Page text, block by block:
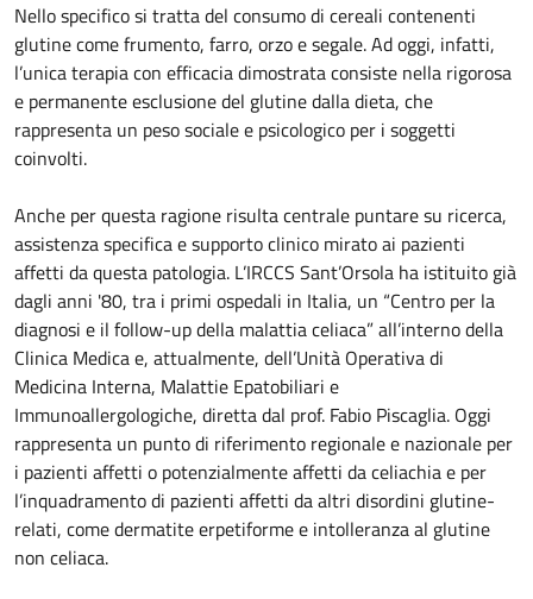
Nello specifico si tratta del consumo di cereali contenenti
glutine come frumento, farro, orzo e segale. Ad oggi, infatti,
l’unica terapia con efficacia dimostrata consiste nella rigorosa
e permanente esclusione del glutine dalla dieta, che
rappresenta un peso sociale e psicologico per i soggetti
coinvolti.
Anche per questa ragione risulta centrale puntare su ricerca,
assistenza specifica e supporto clinico mirato ai pazienti
affetti da questa patologia. L’IRCCS Sant’Orsola ha istituito già
dagli anni '80, tra i primi ospedali in Italia, un “Centro per la
diagnosi e il follow-up della malattia celiaca” all’interno della
Clinica Medica e, attualmente, dell’Unità Operativa di
Medicina Interna, Malattie Epatobiliari e
Immunoallergologiche, diretta dal prof. Fabio Piscaglia. Oggi
rappresenta un punto di riferimento regionale e nazionale per
i pazienti affetti o potenzialmente affetti da celiachia e per
l’inquadramento di pazienti affetti da altri disordini glutine-
relati, come dermatite erpetiforme e intolleranza al glutine
non celiaca.